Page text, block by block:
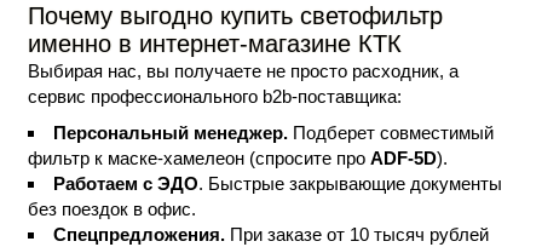
Почему выгодно купить светофильтр
именно в интернет-магазине КТК
Выбирая нас, вы получаете не просто расходник, а
сервис профессионального b2b-поставщика:
Персональный менеджер. Подберет совместимый
фильтр к маске-хамелеон (спросите про ADF-5D).
Работаем с ЭДО. Быстрые закрывающие документы
без поездок в офис.
Спецпредложения. При заказе от 10 тысяч рублей